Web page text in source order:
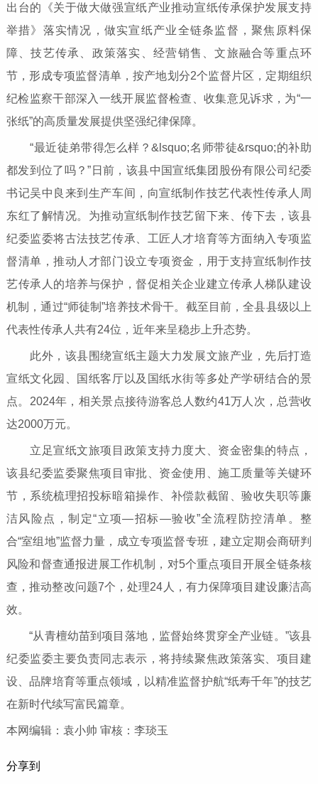
出台的《关于做大做强宣纸产业推动宣纸传承保护发展支持
举措》落实情况，做实宣纸产业全链条监督，聚焦原料保
障、技艺传承、政策落实、经营销售、文旅融合等重点环
节，形成专项监督清单，按产地划分2个监督片区，定期组织
纪检监察干部深入一线开展监督检查、收集意见诉求，为“一
张纸”的高质量发展提供坚强纪律保障。
“最近徒弟带得怎么样？&lsquo;名师带徒&rsquo;的补助
都发到位了吗？”日前，该县中国宣纸集团股份有限公司纪委
书记吴中良来到生产车间，向宣纸制作技艺代表性传承人周
东红了解情况。为推动宣纸制作技艺留下来、传下去，该县
纪委监委将古法技艺传承、工匠人才培育等方面纳入专项监
督清单，推动人才部门设立专项资金，用于支持宣纸制作技
艺传承人的培养与保护，督促相关企业建立传承人梯队建设
机制，通过“师徒制”培养技术骨干。截至目前，全县县级以上
代表性传承人共有24位，近年来呈稳步上升态势。
此外，该县围绕宣纸主题大力发展文旅产业，先后打造
宣纸文化园、国纸客厅以及国纸水街等多处产学研结合的景
点。2024年，相关景点接待游客总人数约41万人次，总营收
达2000万元。
立足宣纸文旅项目政策支持力度大、资金密集的特点，
该县纪委监委聚焦项目审批、资金使用、施工质量等关键环
节，系统梳理招投标暗箱操作、补偿款截留、验收失职等廉
洁风险点，制定“立项—招标—验收”全流程防控清单。整
合“室组地”监督力量，成立专项监督专班，建立定期会商研判
风险和督查通报进展工作机制，对5个重点项目开展全链条核
查，推动整改问题7个，处理24人，有力保障项目建设廉洁高
效。
“从青檀幼苗到项目落地，监督始终贯穿全产业链。”该县
纪委监委主要负责同志表示，将持续聚焦政策落实、项目建
设、品牌培育等重点领域，以精准监督护航“纸寿千年”的技艺
在新时代续写富民篇章。
本网编辑：袁小帅 审核：李琰玉
分享到